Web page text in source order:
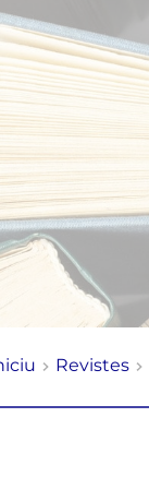
Revistes